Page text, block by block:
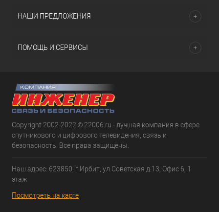
НАШИ ПРЕДЛОЖЕНИЯ
ПОМОЩЬ И СЕРВИСЫ
Copyright 2002-2022 © 22006.ru - лучшая компания в сфере
спутникового и цифрового телевидения, связь и
безопасность. Все права защищены.
Наш адрес: 623850, г.Ирбит, ул.Советская д.13, Офис 6, 1
этаж
Посмотреть на карте